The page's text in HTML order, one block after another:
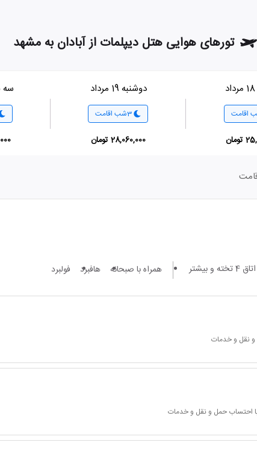
تورهای هوایی هتل دیپلمات از آبادان به مشهد
دوشنبه 19 مرداد
3شب اقامت
28,060,000 تومان
سه
اتاق 4 تخته و بیشتر همراه با صبحانه هافبرد فولبرد
و نقل و خدمات
احتساب حمل و نقل و خدمات